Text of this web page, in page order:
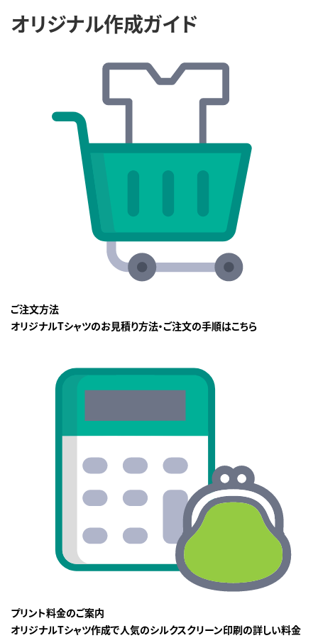
オリジナル作成ガイド
ご注文方法
オリジナルTシャツのお見積り方法・ご注文の手順はこちら
プリント料金のご案内
オリジナルTシャツ作成で人気のシルクスクリーン印刷の詳しい料金